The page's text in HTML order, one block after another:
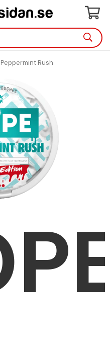
Peppermint Rush